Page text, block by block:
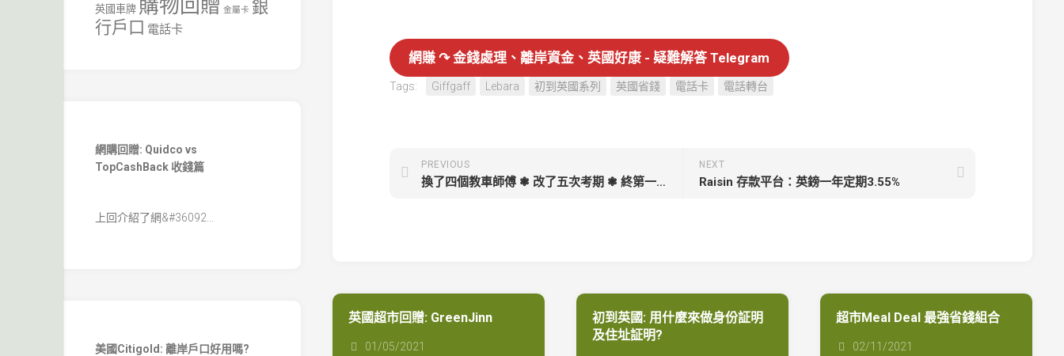
網賺 ↷ 金錢處理、離岸資金、英國好康 - 疑難解答 Telegram
Tags: Giffgaff Lebara 初到英國系列 英國省錢 電話卡 電話轉台
NEXT
Raisin 存款平台：英鎊一年定期3.55%
PREVIOUS
換了四個教車師傅 ❃ 改了五次考期 ❃ 終第一次考試便成功取得車牌
英國超市回贈: GreenJinn
01/05/2021
初到英國: 用什麼來做身份証明
及住址証明?
超市Meal Deal 最強省錢組合
02/11/2021
英國車牌 購物回贈 金屬卡 銀
行戶口 電話卡
網購回贈: Quidco vs
TopCashBack 收錢篇
上回介紹了網&#36092...
美國Citigold: 離岸戶口好用嗎?